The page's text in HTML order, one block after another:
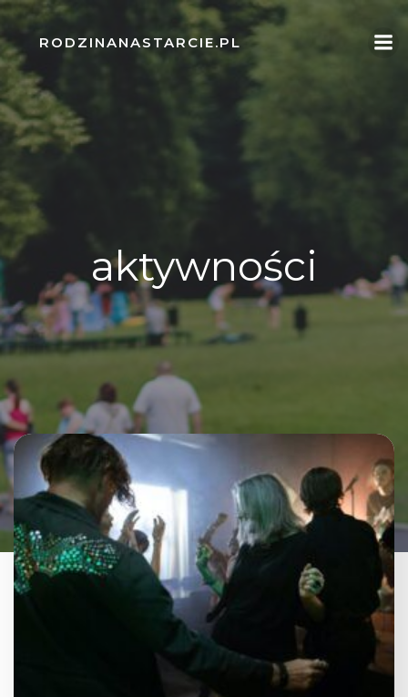
Skip
to
content
RODZINANASTARCIE.PL
aktywności